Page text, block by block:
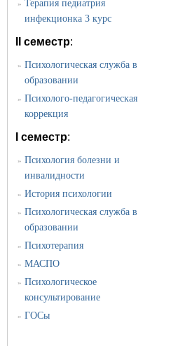
» Терапия педиатрия
инфекционка 3 курс
II семестр:
» Психологическая служба в
образовании
» Психолого-педагогическая
коррекция
I семестр:
» Психология болезни и
инвалидности
» История психологии
» Психологическая служба в
образовании
» Психотерапия
» МАСПО
» Психологическое
консультирование
» ГОСы